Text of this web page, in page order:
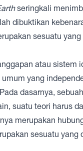
seringkali
dibuktikan
sesuatu yang
atau sistem
yang
dasarnya,
suatu teori harus
merupakan
sesuatu